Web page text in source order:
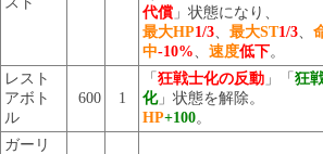
代償 」状態になり、
最大HP1/3 最大ST1/3
中-10% 速度低下。
レスト
アボト
ル
600 1
「狂戦士化の反動 」「狂
化」状態を解除。
HP+100。
ガーリ